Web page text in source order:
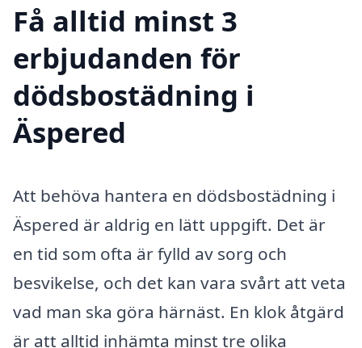
Få alltid minst 3
erbjudanden för
dödsbostädning i
Äspered
Att behöva hantera en dödsbostädning i
Äspered är aldrig en lätt uppgift. Det är
en tid som ofta är fylld av sorg och
besvikelse, och det kan vara svårt att veta
vad man ska göra härnäst. En klok åtgärd
är att alltid in­hämta minst tre olika